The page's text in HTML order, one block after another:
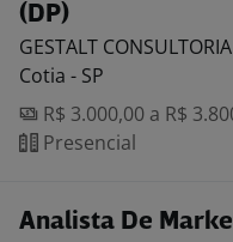
(DP)
GESTALT
Cotia - SP
R$ 3.000,00 a R$
Presencial
Analista De